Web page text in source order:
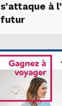
s’attaque à
futur